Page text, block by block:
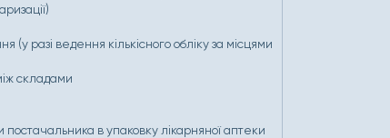
(у разі ведення кількісного обліку за місцями
складами
в упаковку лікарняної аптеки